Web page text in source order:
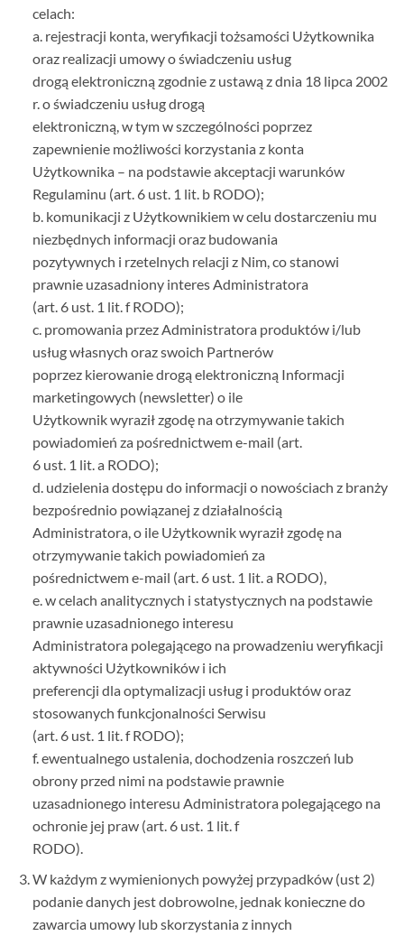
celach:
a. rejestracji konta, weryfikacji tożsamości Użytkownika
oraz realizacji umowy o świadczeniu usług
drogą elektroniczną zgodnie z ustawą z dnia 18 lipca 2002
r. o świadczeniu usług drogą
elektroniczną, w tym w szczególności poprzez
zapewnienie możliwości korzystania z konta
Użytkownika – na podstawie akceptacji warunków
Regulaminu (art. 6 ust. 1 lit. b RODO);
b. komunikacji z Użytkownikiem w celu dostarczeniu mu
niezbędnych informacji oraz budowania
pozytywnych i rzetelnych relacji z Nim, co stanowi
prawnie uzasadniony interes Administratora
(art. 6 ust. 1 lit. f RODO);
c. promowania przez Administratora produktów i/lub
usług własnych oraz swoich Partnerów
poprzez kierowanie drogą elektroniczną Informacji
marketingowych (newsletter) o ile
Użytkownik wyraził zgodę na otrzymywanie takich
powiadomień za pośrednictwem e-mail (art.
6 ust. 1 lit. a RODO);
d. udzielenia dostępu do informacji o nowościach z branży
bezpośrednio powiązanej z działalnością
Administratora, o ile Użytkownik wyraził zgodę na
otrzymywanie takich powiadomień za
pośrednictwem e-mail (art. 6 ust. 1 lit. a RODO),
e. w celach analitycznych i statystycznych na podstawie
prawnie uzasadnionego interesu
Administratora polegającego na prowadzeniu weryfikacji
aktywności Użytkowników i ich
preferencji dla optymalizacji usług i produktów oraz
stosowanych funkcjonalności Serwisu
(art. 6 ust. 1 lit. f RODO);
f. ewentualnego ustalenia, dochodzenia roszczeń lub
obrony przed nimi na podstawie prawnie
uzasadnionego interesu Administratora polegającego na
ochronie jej praw (art. 6 ust. 1 lit. f
RODO).
W każdym z wymienionych powyżej przypadków (ust 2)
podanie danych jest dobrowolne, jednak konieczne do
zawarcia umowy lub skorzystania z innych